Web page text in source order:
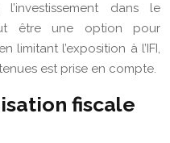
dans le
être une option pour
limitant l’exposition à l’IFI,
est prise en compte.
fiscale